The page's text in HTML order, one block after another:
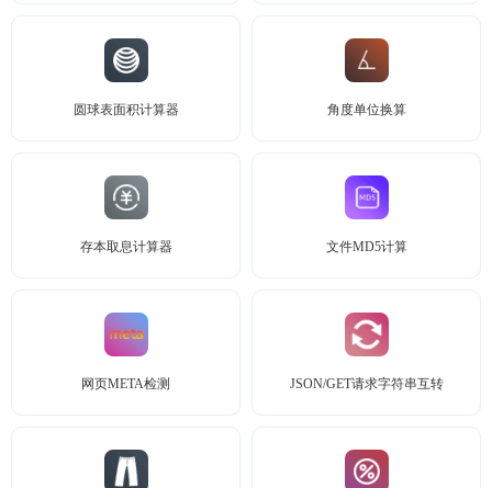
圆球表面积计算器 角度单位换算
存本取息计算器 文件MD5计算
网页META检测 JSON/GET请求字符串互转